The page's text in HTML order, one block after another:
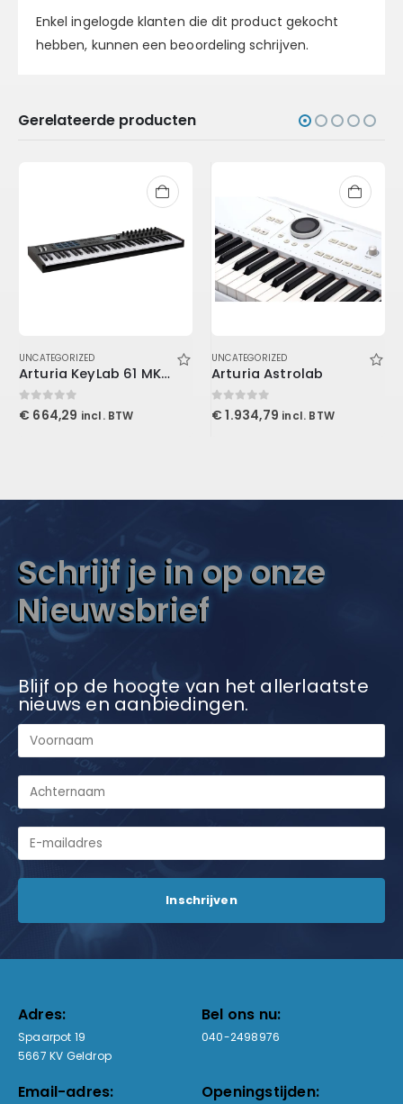
Enkel ingelogde klanten die dit product gekocht
hebben, kunnen een beoordeling schrijven.
Gerelateerde producten
UNCATEGORIZED
Arturia KeyLab 61 MK3 Black
0out of 5
€ 664,29 incl. BTW
UNCATEGORIZED
Arturia Astrolab
0out of 5
€ 1.934,79 incl. BTW
Schrijf je in op onze
Nieuwsbrief
Blijf op de hoogte van het allerlaatste
nieuws en aanbiedingen.
Adres:
Spaarpot 19
5667 KV Geldrop
Bel ons nu:
040-2498976
Email-adres: Openingstijden: